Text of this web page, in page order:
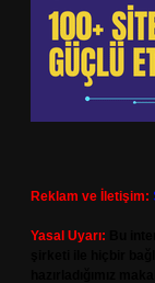
Reklam ve İletişim:
Yasal Uyarı: